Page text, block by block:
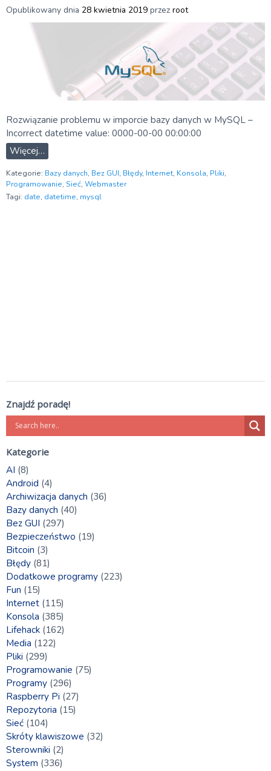
Opublikowany dnia 28 kwietnia 2019 przez root
Rozwiązanie problemu w imporcie bazy danych w MySQL –
Incorrect datetime value: 0000-00-00 00:00:00
Więcej…
Kategorie: Bazy danych, Bez GUI, Błędy, Internet, Konsola, Pliki,
Programowanie, Sieć, Webmaster
Tagi: date, datetime, mysql
Znajdź poradę!
Kategorie
AI (8)
Android (4)
Archiwizacja danych (36)
Bazy danych (40)
Bez GUI (297)
Bezpieczeństwo (19)
Bitcoin (3)
Błędy (81)
Dodatkowe programy (223)
Fun (15)
Internet (115)
Konsola (385)
Lifehack (162)
Media (122)
Pliki (299)
Programowanie (75)
Programy (296)
Raspberry Pi (27)
Repozytoria (15)
Sieć (104)
Skróty klawiszowe (32)
Sterowniki (2)
System (336)